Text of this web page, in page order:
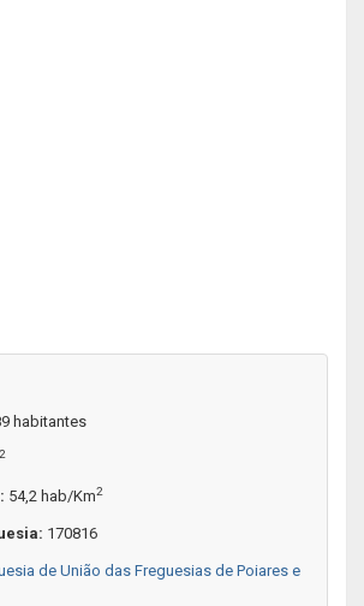
habitantes
2
54,2 hab/Km2
170816
de União das Freguesias de Poiares e